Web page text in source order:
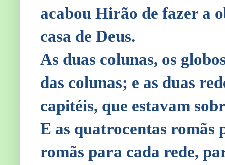
acabou Hirão de fazer a
casa de Deus.
As duas colunas, os
das colunas; e as duas
capitéis, que estavam
E as quatrocentas romãs
romãs para cada rede,